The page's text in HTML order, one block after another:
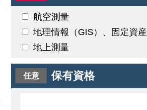
航空測量
地理情報（GIS）、固定資産
地上測量
保有資格